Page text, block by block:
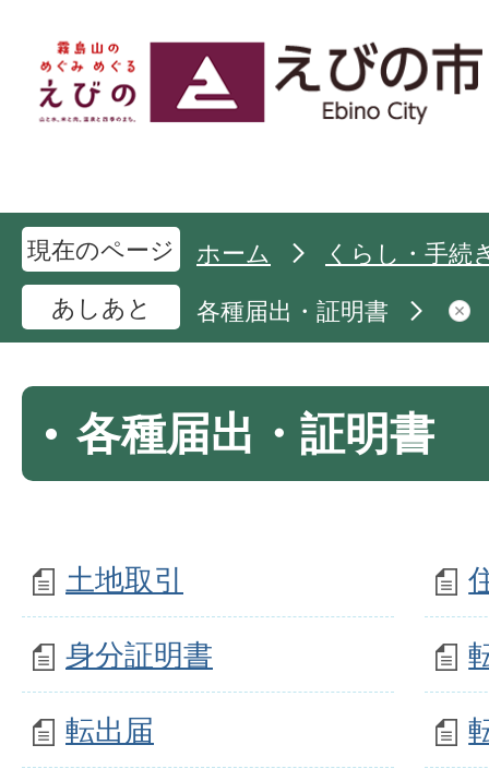
現在のページ ホーム
くらし・手続
あしあと
各種届出・証明書
各種届出・証明書
土地取引
身分証明書
転出届